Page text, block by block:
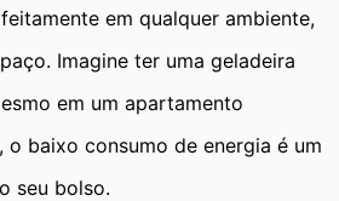
em qualquer ambiente,
Imagine ter uma geladeira
em um apartamento
o baixo consumo de energia é um
seu bolso.